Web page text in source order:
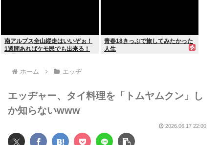
南アルプス全山縦走はいいぞぉ！
1週間あればケモ民でも出来る！
青春18きっぷで旅してみたかった
人生
ホーム エッヂ
エッヂャー、タイ料理を「トムヤムクン」し
か知らないwww
2026.06.17 22:00